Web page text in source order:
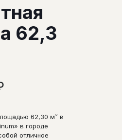
62,3
62,30 м² в
в городе
отличное